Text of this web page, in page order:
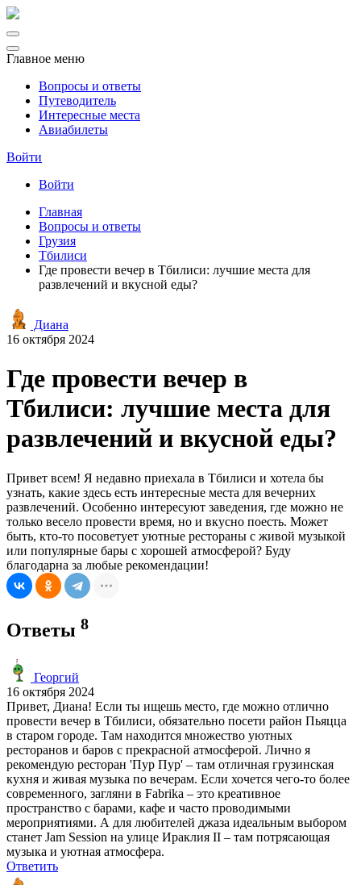
Главное меню
Вопросы и ответы
Путеводитель
Интересные места
Авиабилеты
Войти
Войти
Главная
Вопросы и ответы
Грузия
Тбилиси
Где провести вечер в Тбилиси: лучшие места для
развлечений и вкусной еды?
Диана
16 октября 2024
Где провести вечер в
Тбилиси: лучшие места для
развлечений и вкусной еды?
Привет всем! Я недавно приехала в Тбилиси и хотела бы
узнать, какие здесь есть интересные места для вечерних
развлечений. Особенно интересуют заведения, где можно не
только весело провести время, но и вкусно поесть. Может
быть, кто-то посоветует уютные рестораны с живой музыкой
или популярные бары с хорошей атмосферой? Буду
благодарна за любые рекомендации!
Ответы 8
Георгий
16 октября 2024
Привет, Диана! Если ты ищешь место, где можно отлично
провести вечер в Тбилиси, обязательно посети район Пьяцца
в старом городе. Там находится множество уютных
ресторанов и баров с прекрасной атмосферой. Лично я
рекомендую ресторан 'Пур Пур' – там отличная грузинская
кухня и живая музыка по вечерам. Если хочется чего-то более
современного, загляни в Fabrika – это креативное
пространство с барами, кафе и часто проводимыми
мероприятиями. А для любителей джаза идеальным выбором
станет Jam Session на улице Ираклия II – там потрясающая
музыка и уютная атмосфера.
Ответить